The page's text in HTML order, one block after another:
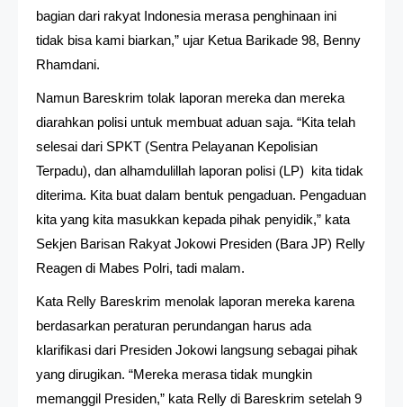
bagian dari rakyat Indonesia merasa penghinaan ini
tidak bisa kami biarkan,” ujar Ketua Barikade 98, Benny
Rhamdani.
Namun Bareskrim tolak laporan mereka dan mereka
diarahkan polisi untuk membuat aduan saja. “Kita telah
selesai dari SPKT (Sentra Pelayanan Kepolisian
Terpadu), dan alhamdulillah laporan polisi (LP) kita tidak
diterima. Kita buat dalam bentuk pengaduan. Pengaduan
kita yang kita masukkan kepada pihak penyidik,” kata
Sekjen Barisan Rakyat Jokowi Presiden (Bara JP) Relly
Reagen di Mabes Polri, tadi malam.
Kata Relly Bareskrim menolak laporan mereka karena
berdasarkan peraturan perundangan harus ada
klarifikasi dari Presiden Jokowi langsung sebagai pihak
yang dirugikan. “Mereka merasa tidak mungkin
memanggil Presiden,” kata Relly di Bareskrim setelah 9